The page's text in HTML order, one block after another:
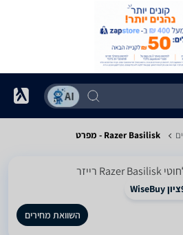
Razer Basilisk - מפרט
ציון WiseBuy
השוואת מחירים